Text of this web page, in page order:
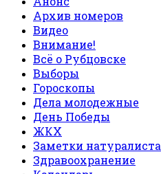
Архив номеров
Видео
Внимание!
Всё о Рубцовске
Выборы
Гороскопы
Дела молодежные
День Победы
ЖКХ
Заметки натуралиста
Здравоохранение